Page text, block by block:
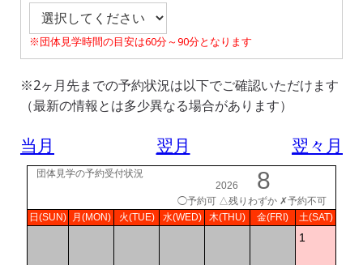
※団体見学時間の目安は60分～90分となります
※2ヶ月先までの予約状況は以下でご確認いただけます
（最新の情報とは多少異なる場合があります）
当月 翌月 翌々月